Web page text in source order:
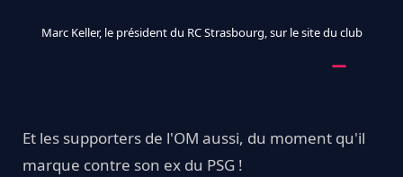
Marc Keller, le président du RC Strasbourg, sur le site du club
Et les supporters de l'OM aussi, du moment qu'il
marque contre son ex du PSG !